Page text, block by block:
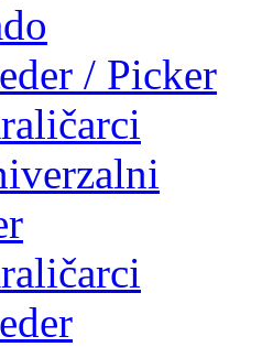
/ Picker